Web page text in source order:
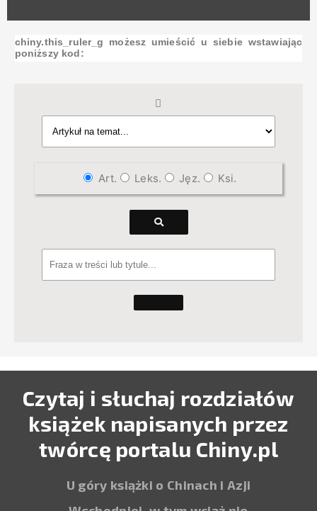
chiny.this_ruler_g możesz umieścić u siebie wstawiając
poniższy kod:
Art. Leks. Jęz. Ksi.
Czytaj i słuchaj rozdziałów
książek napisanych przez
twórcę portalu Chiny.pl
U góry książki o Chinach i Azji